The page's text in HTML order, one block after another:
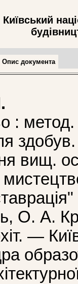
Київський
Опис документа
: метод.
вищ.
О. А.
—